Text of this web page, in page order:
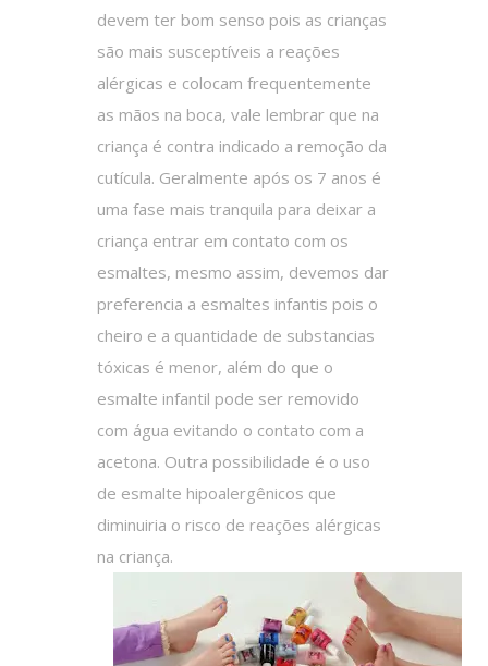
devem ter bom senso pois as crianças
são mais susceptíveis a reações
alérgicas e colocam frequentemente
as mãos na boca, vale lembrar que na
criança é contra indicado a remoção da
cutícula. Geralmente após os 7 anos é
uma fase mais tranquila para deixar a
criança entrar em contato com os
esmaltes, mesmo assim, devemos dar
preferencia a esmaltes infantis pois o
cheiro e a quantidade de substancias
tóxicas é menor, além do que o
esmalte infantil pode ser removido
com água evitando o contato com a
acetona. Outra possibilidade é o uso
de esmalte hipoalergênicos que
diminuiria o risco de reações alérgicas
na criança.